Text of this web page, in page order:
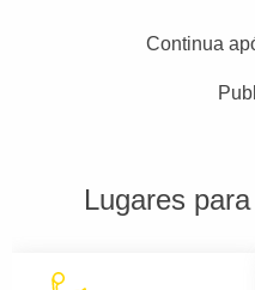
Continua
Lugares